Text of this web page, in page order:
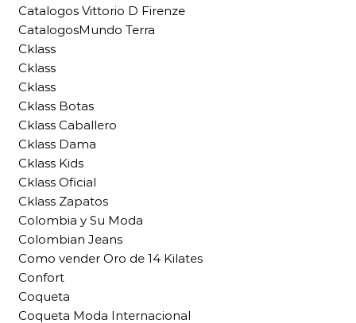
Catalogos Vittorio D Firenze
CatalogosMundo Terra
Cklass
Cklass
Cklass
Cklass Botas
Cklass Caballero
Cklass Dama
Cklass Kids
Cklass Oficial
Cklass Zapatos
Colombia y Su Moda
Colombian Jeans
Como vender Oro de 14 Kilates
Confort
Coqueta
Coqueta Moda Internacional